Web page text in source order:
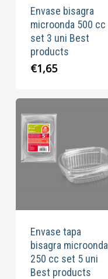
Envase bisagra
microonda 500 cc
set 3 uni Best
products
€1,65
Envase tapa
bisagra microonda
250 cc set 5 uni
Best products